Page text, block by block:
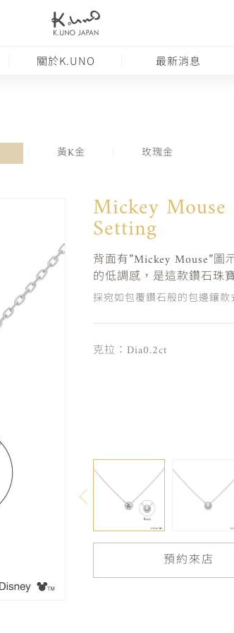
關於K.UNO 最新消息
黃K金 玫瑰金
Mickey
Setting
背面有”Mickey Mouse”
的低調感，是這款鑽石珠
採宛如包覆鑽石般的包邊鑲
克拉：Dia0.2ct
預約來店